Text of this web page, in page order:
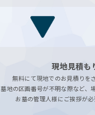
現地見積も
無料にて現地でのお見積りを
墓地の区画番号が不明な際など、
お墓の管理人様にご挨拶が必